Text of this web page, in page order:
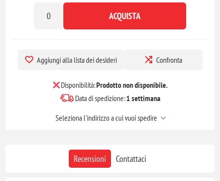
ACQUISTA
Aggiungi alla lista dei desideri Confronta
Disponibilità:Prodotto non disponibile.
Data di spedizione:1 settimana
Seleziona l'indirizzo a cui vuoi spedire
Recensioni Contattaci